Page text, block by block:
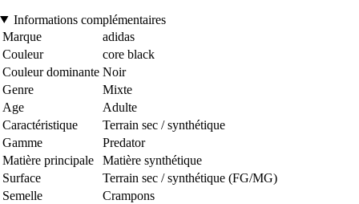
Informations complémentaires
Marque
adidas
Couleur
core black
Couleur dominante Noir
Genre
Mixte
Age
Adulte
Caractéristique
Terrain sec / synthétique
Gamme
Predator
Matière principale
Matière synthétique
Surface
Terrain sec / synthétique (FG/MG)
Semelle
Crampons